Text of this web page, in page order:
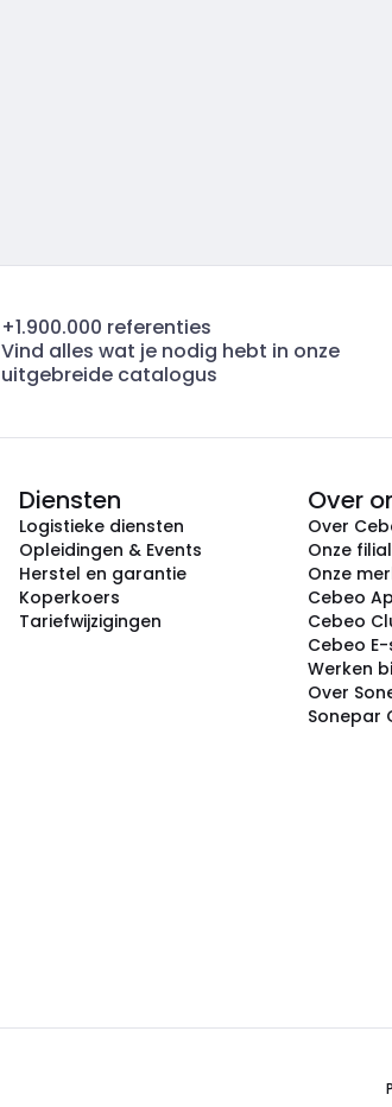
+1.900.000 referenties
Vind alles wat je nodig hebt in onze
uitgebreide catalogus
Diensten
Logistieke diensten
Opleidingen & Events
Herstel en garantie
Koperkoers
Tariefwijzigingen
Over
Over
Onze
Onze
Cebeo
Cebeo
Cebeo
Werken
Over
Sonepar